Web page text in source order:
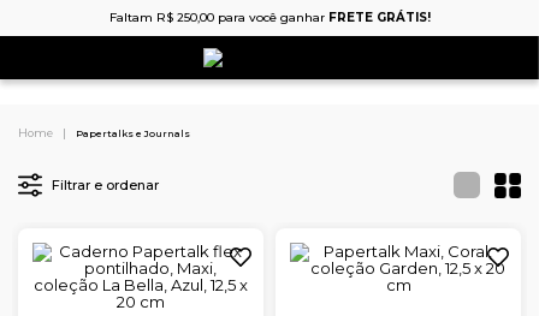
Faltam R$ 250,00para você ganhar FRETE GRÁTIS!
Papertalks e Journals
Filtrar e ordenar